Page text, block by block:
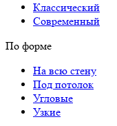
Классический
Современный
По форме
На всю стену
Под потолок
Угловые
Узкие